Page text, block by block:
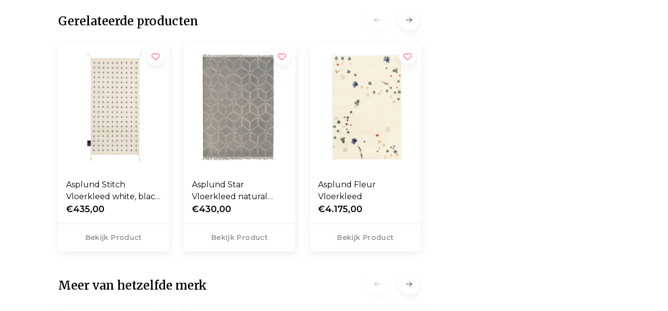
Gerelateerde producten
Asplund Stitch
Vloerkleed white, black
indigo
€435,00
Bekijk Product
Asplund Star
Vloerkleed natural
grey
€430,00
Bekijk Product
Asplund Fleur
Vloerkleed
€4.175,00
Bekijk Product
Meer van hetzelfde merk